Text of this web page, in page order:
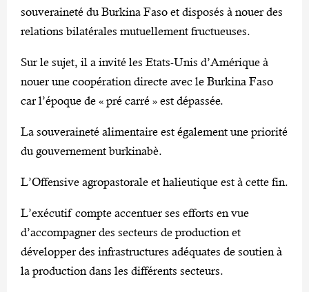
souveraineté du Burkina Faso et disposés à nouer des
relations bilatérales mutuellement fructueuses.
Sur le sujet, il a invité les Etats-Unis d’Amérique à
nouer une coopération directe avec le Burkina Faso
car l’époque de « pré carré » est dépassée.
La souveraineté alimentaire est également une priorité
du gouvernement burkinabè.
L’Offensive agropastorale et halieutique est à cette fin.
L’exécutif compte accentuer ses efforts en vue
d’accompagner des secteurs de production et
développer des infrastructures adéquates de soutien à
la production dans les différents secteurs.